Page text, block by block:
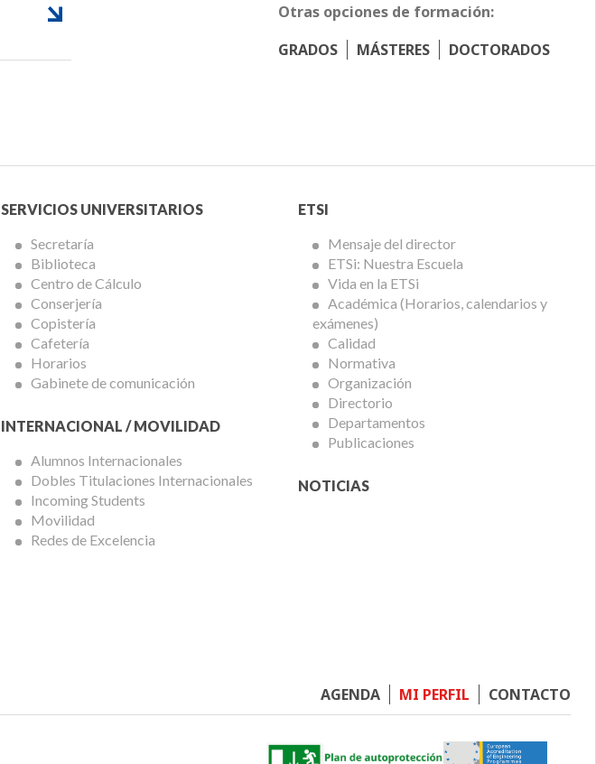
Otras opciones de formación:
GRADOS
MÁSTERES DOCTORADOS
Menú
Servicios
Universitarios
SERVICIOS UNIVERSITARIOS
Secretaría
Biblioteca
Centro de Cálculo
Conserjería
Copistería
Cafetería
Horarios
Gabinete de comunicación
INTERNACIONAL / MOVILIDAD
Alumnos Internacionales
Dobles Titulaciones Internacionales
Incoming Students
Movilidad
Redes de Excelencia
Menú
ETSi
ETSI
Mensaje del director
ETSi: Nuestra Escuela
Vida en la ETSi
Académica (Horarios, calendarios y
exámenes)
Calidad
Normativa
Organización
Directorio
Departamentos
Publicaciones
NOTICIAS
Footer
AGENDA MI PERFIL CONTACTO